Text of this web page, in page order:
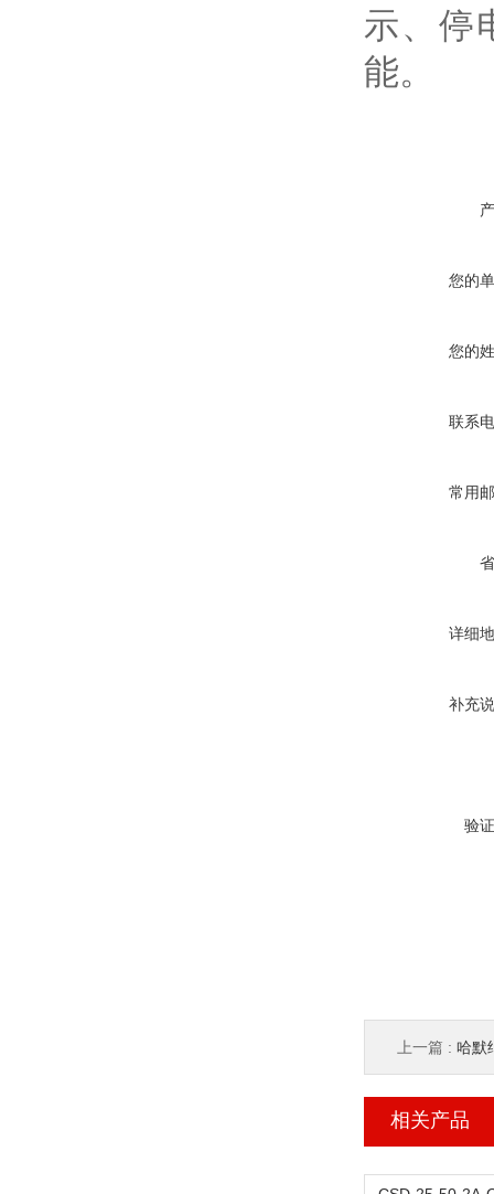
示、停
能。
您的
您的
联系
常用
详细
补充
验
上一篇 : 哈默
相关产品